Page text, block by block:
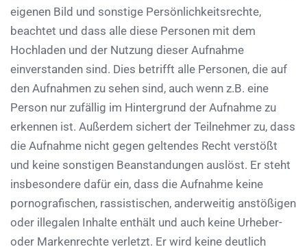
eigenen Bild und sonstige Persönlichkeitsrechte,
beachtet und dass alle diese Personen mit dem
Hochladen und der Nutzung dieser Aufnahme
einverstanden sind. Dies betrifft alle Personen, die auf
den Aufnahmen zu sehen sind, auch wenn z.B. eine
Person nur zufällig im Hintergrund der Aufnahme zu
erkennen ist. Außerdem sichert der Teilnehmer zu, dass
die Aufnahme nicht gegen geltendes Recht verstößt
und keine sonstigen Beanstandungen auslöst. Er steht
insbesondere dafür ein, dass die Aufnahme keine
pornografischen, rassistischen, anderweitig anstößigen
oder illegalen Inhalte enthält und auch keine Urheber-
oder Markenrechte verletzt. Er wird keine deutlich